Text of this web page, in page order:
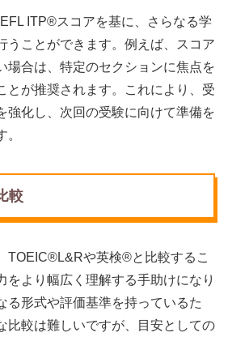
ITP®スコアを基に、さらなる学
うことができます。例えば、スコア
場合は、特定のセクションに焦点を
とが推奨されます。これにより、受
強化し、次回の受験に向けて準備を
較
TOEIC®L&Rや英検®と比較するこ
をより幅広く理解する手助けになり
る形式や評価基準を持っているた
比較は難しいですが、目安としての